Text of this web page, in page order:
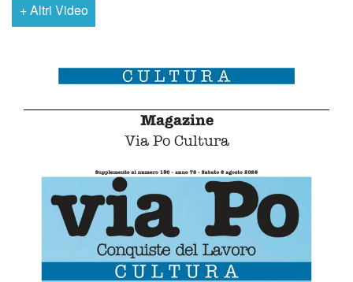
+Altri Video
Magazine
Via Po Cultura